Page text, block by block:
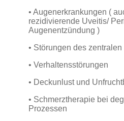
• Augenerkrankungen (
rezidivierende Uveitis/
Augenentzündung )
• Störungen des
• Verhaltensstörungen
• Deckunlust und
• Schmerztherapie bei
Prozessen